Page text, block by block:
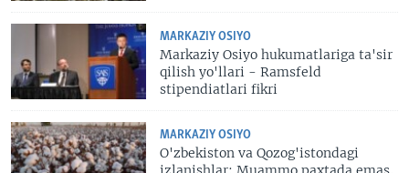
MARKAZIY OSIYO
Markaziy Osiyo hukumatlariga ta'sir
qilish yo'llari - Ramsfeld
stipendiatlari fikri
MARKAZIY OSIYO
O'zbekiston va Qozog'istondagi